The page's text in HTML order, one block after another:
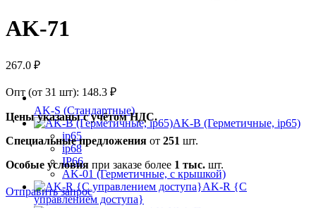
AK-S (Стандартные)
AK-B (Герметичные, ip65)
ip65
ip68
IP66
AK-01 (Герметичные, с крышкой)
AK-R {С
управлением доступа}
AK-71
267.0 ₽
Опт (от 31 шт): 148.3 ₽
Цены указаны с учётом НДС.
Специальные предложения от 251 шт.
Особые условия при заказе более 1 тыс. шт.
Отправить запрос